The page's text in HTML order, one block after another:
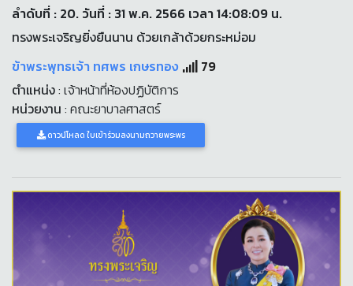
ลำดับที่ : 20. วันที่ : 31 พ.ค. 2566 เวลา 14:08:09 น.
ทรงพระเจริญยิ่งยืนนาน ด้วยเกล้าด้วยกระหม่อม
ข้าพระพุทธเจ้า ทศพร เกษรทอง
79
ตำแหน่ง: เจ้าหน้าที่ห้องปฏิบัติการ
หน่วยงาน : คณะยาบาลศาสตร์
ดาวน์โหลด ใบเข้าร่วมลงนามถวายพระพร